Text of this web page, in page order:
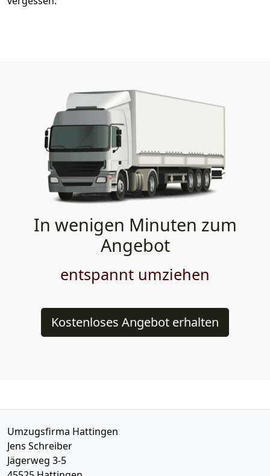
In wenigen Minuten zum
Angebot
entspannt umziehen
Kostenloses Angebot erhalten
Umzugsfirma Hattingen
Jens Schreiber
Jägerweg 3-5